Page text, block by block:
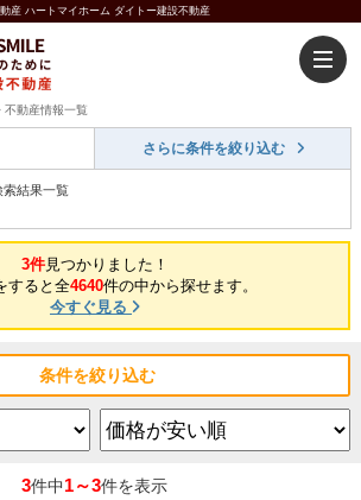
産 ハートマイホーム ダイトー建設不動産
不動産情報一覧
さらに条件を絞り込む
結果一覧
3件見つかりました！
すると全4640件の中から探せます。
今すぐ見る
条件を絞り込む
3件中1～3件を表示